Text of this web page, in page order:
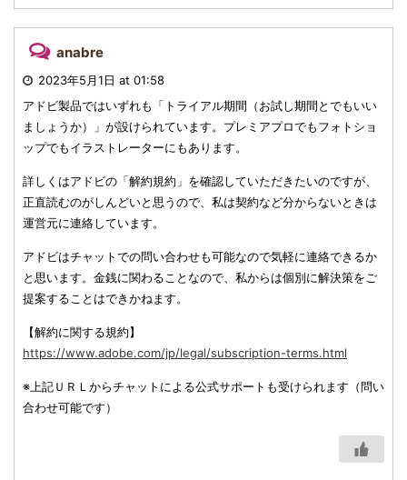
anabre
2023年5月1日 at 01:58
アドビ製品ではいずれも「トライアル期間（お試し期間とでもいい
ましょうか）」が設けられています。プレミアプロでもフォトショ
ップでもイラストレーターにもあります。
詳しくはアドビの「解約規約」を確認していただきたいのですが、
正直読むのがしんどいと思うので、私は契約など分からないときは
運営元に連絡しています。
アドビはチャットでの問い合わせも可能なので気軽に連絡できるか
と思います。金銭に関わることなので、私からは個別に解決策をご
提案することはできかねます。
【解約に関する規約】
https://www.adobe.com/jp/legal/subscription-terms.html
※上記ＵＲＬからチャットによる公式サポートも受けられます（問い
合わせ可能です）